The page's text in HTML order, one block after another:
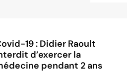
19 : Didier Raoult
d’exercer la
pendant 2 ans